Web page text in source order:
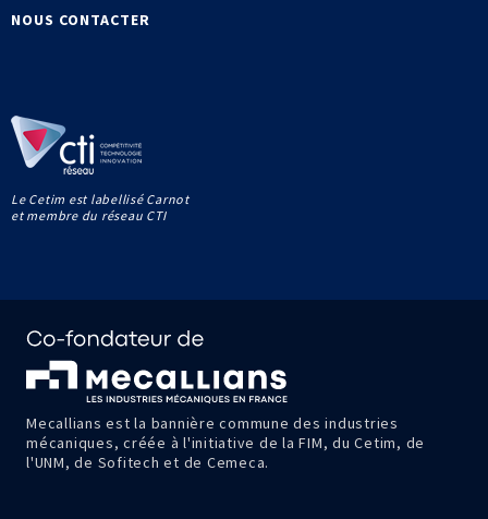
Le Cetim est labellisé Carnot
et membre du réseau CTI
NOUS CONTACTER
Mecallians est la bannière commune des industries
mécaniques, créée à l'initiative de la FIM, du Cetim, de
l'UNM, de Sofitech et de Cemeca.